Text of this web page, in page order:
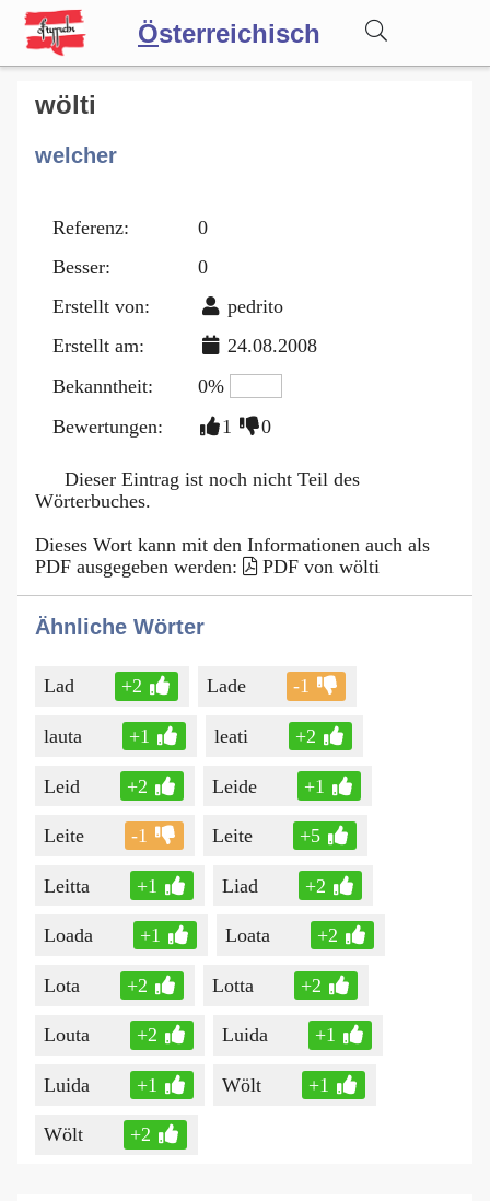
Österreichisch
Wörterbuch
Forum
Blog
wölti
welcher
Referenz:
0
Besser:
0
Erstellt von:
pedrito
Erstellt am:
24.08.2008
Bekanntheit:
0%
Bewertungen:
1 0
Dieser Eintrag ist noch nicht Teil des
Wörterbuches.
Dieses Wort kann mit den Informationen auch als
PDF ausgegeben werden:
PDF von wölti
Ähnliche Wörter
Lad +2 Lade -1
lauta +1 leati +2
Leid +2 Leide +1
Leite -1 Leite +5
Leitta +1 Liad +2
Loada +1 Loata +2
Lota +2 Lotta +2
Louta +2 Luida +1
Luida +1 Wölt +1
Wölt +2